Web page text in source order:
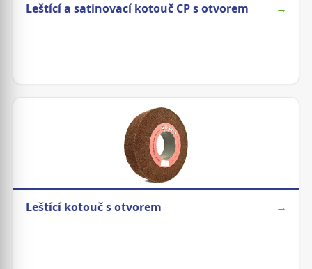
Leštící a satinovací kotouč CP s otvorem →
Leštící kotouč s otvorem →